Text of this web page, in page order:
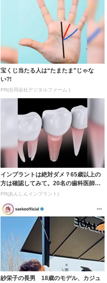
宝くじ当たる人は“たまたま”じゃな
い?!
PR(合同会社デジタルファーム )
インプラントは絶対ダメ？65歳以上の
方は確認してみて。20名の歯科医師監
修のガイ...
PR(あんしんインプラント)
紗栄子の長男 18歳のモデル、カジュ